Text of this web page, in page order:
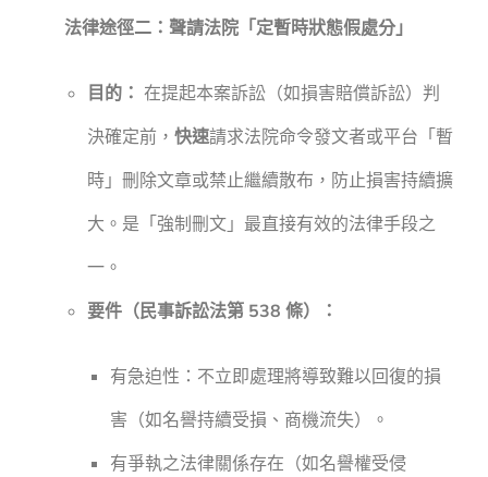
法律途徑二：聲請法院「定暫時狀態假處分」
目的： 在提起本案訴訟（如損害賠償訴訟）判
決確定前，快速請求法院命令發文者或平台「暫
時」刪除文章或禁止繼續散布，防止損害持續擴
大。是「強制刪文」最直接有效的法律手段之
一。
要件（民事訴訟法第 538 條）：
有急迫性：不立即處理將導致難以回復的損
害（如名譽持續受損、商機流失）。
有爭執之法律關係存在（如名譽權受侵